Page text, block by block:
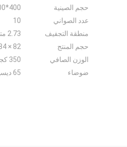
حجم الصينية
400*600*23mm
عدد الصواني
10
منطقة التجفيف
2.73 متر مربع
حجم المنتج
82 × 84 × 166.5 سم
الوزن الصافي
350 كجم
ضوضاء
65 ديسيبل